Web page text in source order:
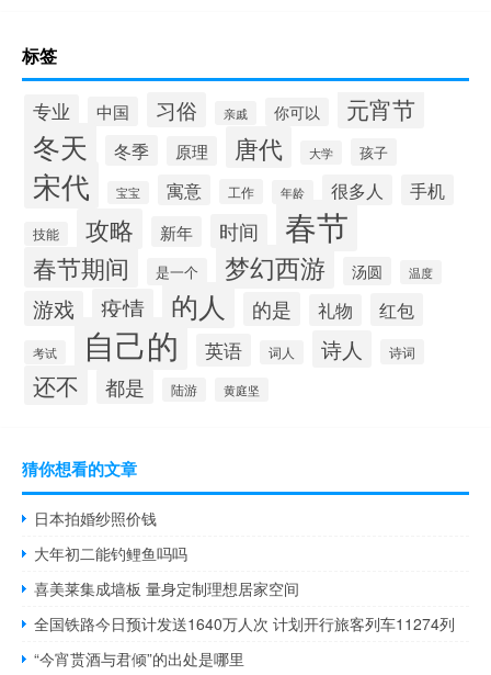
标签
专业 中国 习俗 亲戚 你可以 元宵节
冬天 冬季 原理 唐代 大学 孩子
宋代 宝宝 寓意 工作 年龄 很多人 手机
技能 攻略 新年 时间 春节
春节期间 是一个 梦幻西游 汤圆 温度
游戏 疫情 的人 的是 礼物 红包
考试 自己的 英语 词人 诗人 诗词
还不 都是 陆游 黄庭坚
猜你想看的文章
日本拍婚纱照价钱
大年初二能钓鲤鱼吗吗
喜美莱集成墙板 量身定制理想居家空间
全国铁路今日预计发送1640万人次 计划开行旅客列车11274列
“今宵贳酒与君倾”的出处是哪里